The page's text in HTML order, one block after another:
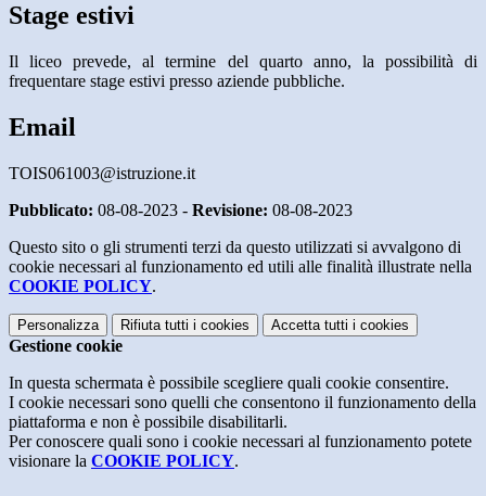
Stage estivi
Il liceo prevede, al termine del quarto anno, la possibilità di
frequentare stage estivi presso aziende pubbliche.
Email
TOIS061003@istruzione.it
Pubblicato: 08-08-2023 - Revisione: 08-08-2023
Questo sito o gli strumenti terzi da questo utilizzati si avvalgono di
cookie necessari al funzionamento ed utili alle finalità illustrate nella
COOKIE POLICY.
Personalizza Rifiuta tutti i cookies Accetta tutti i cookies
Gestione cookie
In questa schermata è possibile scegliere quali cookie consentire.
I cookie necessari sono quelli che consentono il funzionamento della
piattaforma e non è possibile disabilitarli.
Per conoscere quali sono i cookie necessari al funzionamento potete
visionare la COOKIE POLICY.